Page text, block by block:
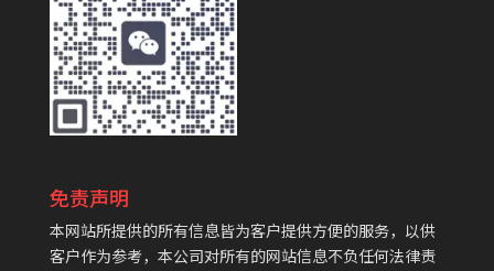
免责声明
本网站所提供的所有信息皆为客户提供方便的服务，以供
客户作为参考，本公司对所有的网站信息不负任何法律责